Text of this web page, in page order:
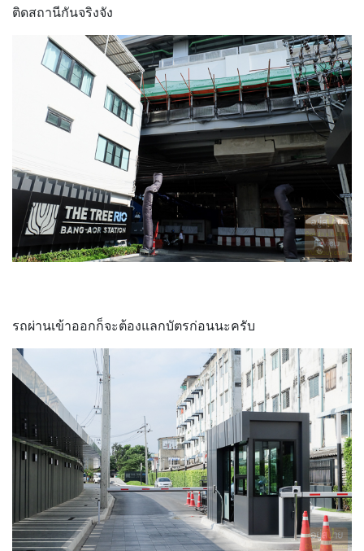
ติดสถานีกันจริงจัง
รถผ่านเข้าออกก็จะต้องแลกบัตรก่อนนะครับ